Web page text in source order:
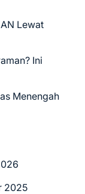
Lewat
Ini
Menengah
2025